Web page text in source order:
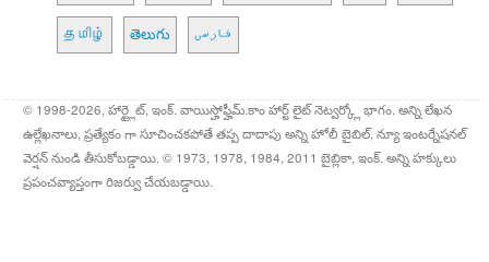
தமிழ் తెలుగు فارسی
© 1998-2026, హార్ట్లైట్, ఇంక్. వాయిస్హోఫ్హీమ్.కాం హార్ట్ లైట్ నెట్వర్క్లో భాగం. అన్ని లేఖన
ఉల్లేఖనాలు, ప్రత్యేకం గా సూచించకపోతే తప్ప దాదాపు అన్ని హోలీ బైబిల్, న్యూ ఇంటర్నేషనల్
వెర్షన్ నుండి తీసుకోబడ్డాయి. © 1973, 1978, 1984, 2011 బైబ్లికా, ఇంక్. అన్ని హక్కులు
ప్రపంచవ్యాప్తంగా రిజర్వు చేయబడ్డాయి.